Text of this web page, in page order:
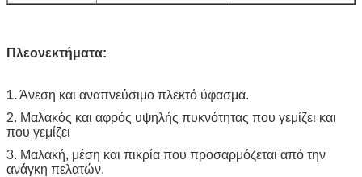
Πλεονεκτήματα:
1.Άνεση και αναπνεύσιμο πλεκτό ύφασμα.
2. Μαλακός και αφρός υψηλής πυκνότητας που γεμίζει και
που γεμίζει
3. Μαλακή, μέση και πικρία που προσαρμόζεται από την
ανάγκη πελατών.